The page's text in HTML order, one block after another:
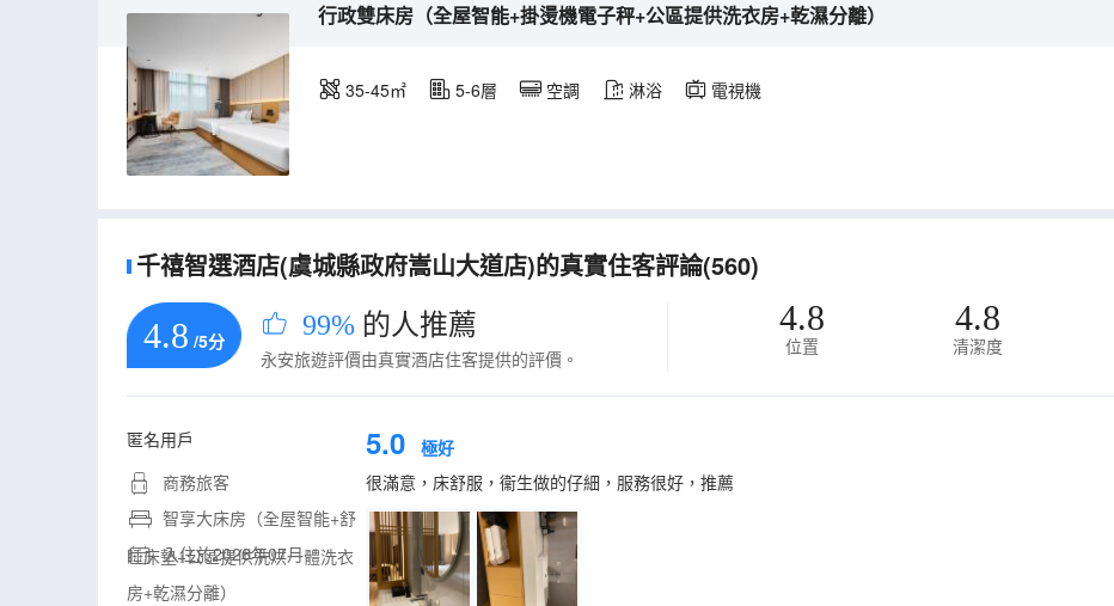
行政雙床房（全屋智能+掛燙機電子秤+公區提供洗衣房+乾濕分離）
35-45㎡ 5-6層 空調 淋浴 電視機
千禧智選酒店(虞城縣政府嵩山大道店)的真實住客評論(560)
4.8 /5分 99% 的人推薦
永安旅遊評價由真實酒店住客提供的評價。
4.8
位置
4.8
清潔度
匿名用戶
商務旅客
智享大床房（全屋智能+舒
睡床墊+公區提供洗烘一體洗衣
房+乾濕分離）
入住於2026年07月
5.0 極好
很滿意，床舒服，衞生做的仔細，服務很好，推薦